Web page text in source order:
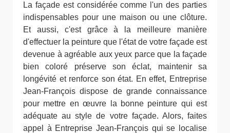
La façade est considérée comme l'un des parties
indispensables pour une maison ou une clôture.
Et aussi, c'est grâce à la meilleure manière
d'effectuer la peinture que l'état de votre façade est
devenue à agréable aux yeux parce que la façade
bien coloré préserve son éclat, maintenir sa
longévité et renforce son état. En effet, Entreprise
Jean-François dispose de grande connaissance
pour mettre en œuvre la bonne peinture qui est
adéquate au style de votre façade. Alors, faites
appel à Entreprise Jean-François qui se localise